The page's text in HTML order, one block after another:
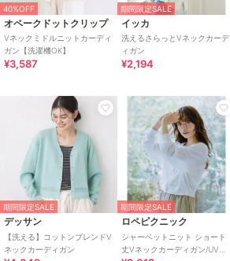
40%OFF
オペークドットクリップ
Vネックミドルニットカーディ
ガン【洗濯機OK】
¥3,587
期間限定SALE
イッカ
洗えるさらっとVネックカーデ
ィガン
¥2,194
期間限定SALE
デッサン
【洗える】コットンブレンドV
ネックカーディガン
期間限定SALE
ロペピクニック
シャーベットニット ショート
丈Vネックカーディガン/UVケ